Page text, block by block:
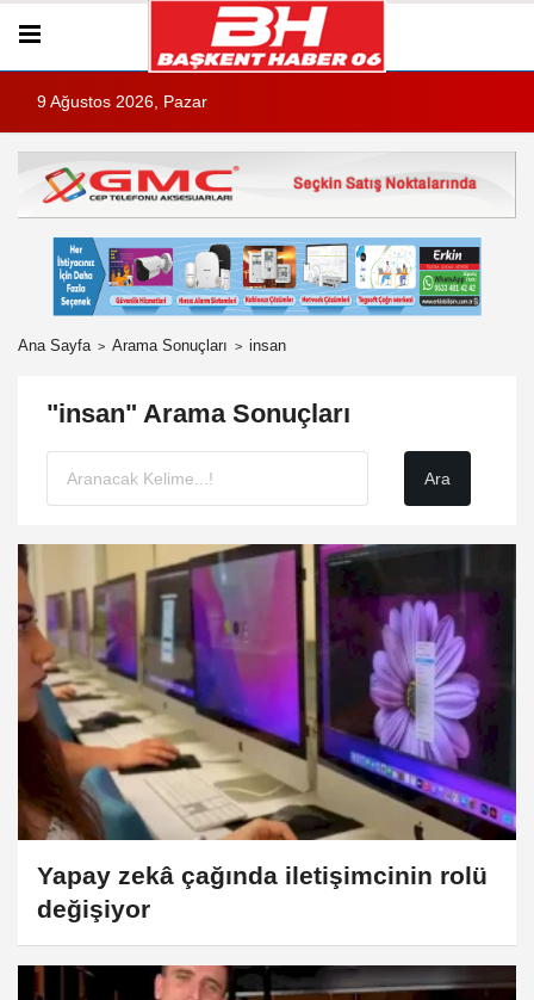
9 Ağustos 2026, Pazar
Ana Sayfa Arama Sonuçları insan
"insan" Arama Sonuçları
Yapay zekâ çağında iletişimcinin rolü
değişiyor